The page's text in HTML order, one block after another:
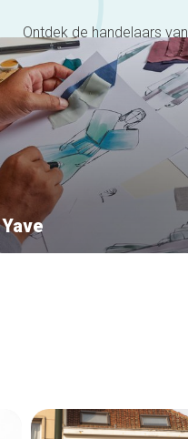
Ontdek de handelaars
Yave